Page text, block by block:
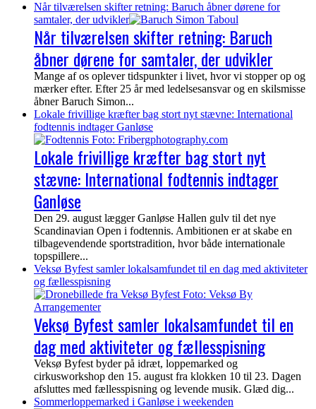
Når tilværelsen skifter retning: Baruch åbner dørene for
samtaler, der udvikler
Når tilværelsen skifter retning: Baruch
åbner dørene for samtaler, der udvikler
Mange af os oplever tidspunkter i livet, hvor vi stopper op og
mærker efter. Efter 25 år med ledelsesansvar og en skilsmisse
åbner Baruch Simon...
Lokale frivillige kræfter bag stort nyt stævne: International
fodtennis indtager Ganløse
Lokale frivillige kræfter bag stort nyt
stævne: International fodtennis indtager
Ganløse
Den 29. august lægger Ganløse Hallen gulv til det nye
Scandinavian Open i fodtennis. Ambitionen er at skabe en
tilbagevendende sportstradition, hvor både internationale
topspillere...
Veksø Byfest samler lokalsamfundet til en dag med aktiviteter
og fællesspisning
Veksø Byfest samler lokalsamfundet til en
dag med aktiviteter og fællesspisning
Veksø Byfest byder på idræt, loppemarked og
cirkusworkshop den 15. august fra klokken 10 til 23. Dagen
afsluttes med fællesspisning og levende musik. Glæd dig...
Sommerloppemarked i Ganløse i weekenden